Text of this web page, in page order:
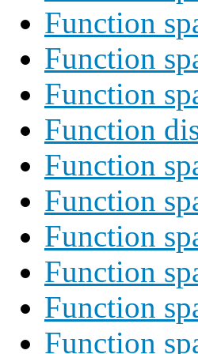
Function
Function
Function
Function
Function
Function
Function
Function
Function
Function